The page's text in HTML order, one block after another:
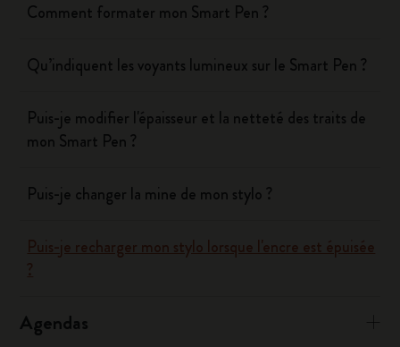
Comment formater mon Smart Pen ?
Qu’indiquent les voyants lumineux sur le Smart Pen ?
Puis-je modifier l'épaisseur et la netteté des traits de
mon Smart Pen ?
Puis-je changer la mine de mon stylo ?
Puis-je recharger mon stylo lorsque l'encre est épuisée
?
Agendas